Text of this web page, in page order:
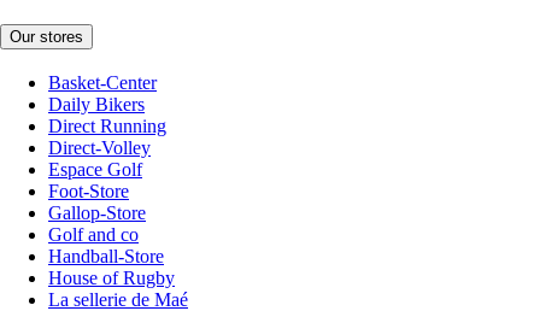
Our stores
Basket-Center
Daily Bikers
Direct Running
Direct-Volley
Espace Golf
Foot-Store
Gallop-Store
Golf and co
Handball-Store
House of Rugby
La sellerie de Maé